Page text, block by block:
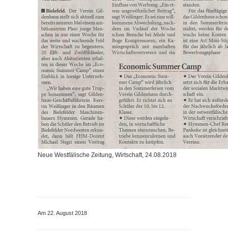
Neue Westfälische Zeitung, Wirtschaft, 24.08.2018
Am 22. August 2018